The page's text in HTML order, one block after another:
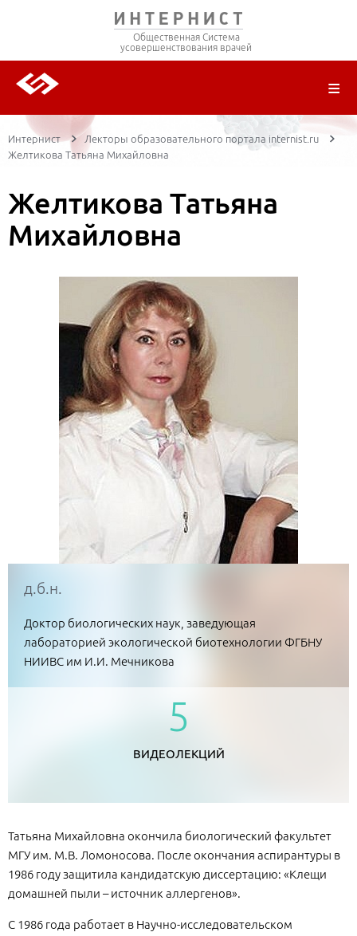
Общественная Система
усовершенствования врачей
ЦИКЛЫ ПЕРЕДАЧ
Интернист
Лекторы образовательного портала internist.ru
Желтикова Татьяна Михайловна
Желтикова Татьяна
Михайловна
д.б.н.
Доктор биологических наук, заведующая
лабораторией экологической биотехнологии ФГБНУ
НИИВС им И.И. Мечникова
5
ВИДЕОЛЕКЦИЙ
Татьяна Михайловна окончила биологический факультет
МГУ им. М.В. Ломоносова. После окончания аспирантуры в
1986 году защитила кандидатскую диссертацию: «Клещи
домашней пыли – источник аллергенов».
С 1986 года работает в Научно-исследовательском